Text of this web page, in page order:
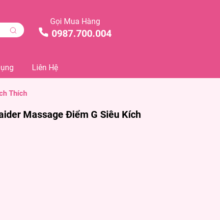
Gọi Mua Hàng
0987.700.004
Liên Hệ
Thích
Massage Điểm G Siêu Kích